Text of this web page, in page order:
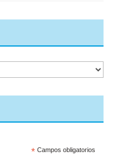
* Campos obligatorios